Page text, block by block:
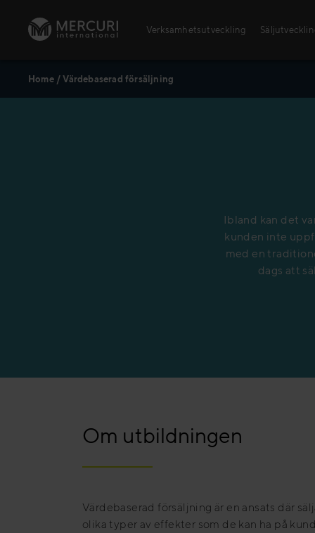
Verksamhetsutveckling
Öppna utbildningar
Home/Värdebaserad försäljning
Ibland kan det
kunden inte
med en
dags att
Om utbildningen
Värdebaserad försäljning är en ansats där
olika typer av effekter som de kan ha på